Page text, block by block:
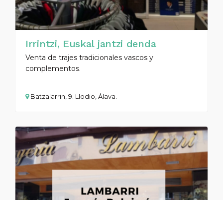
Irrintzi, Euskal jantzi denda
Venta de trajes tradicionales vascos y
complementos.
Batzalarrin, 9. Llodio, Álava.